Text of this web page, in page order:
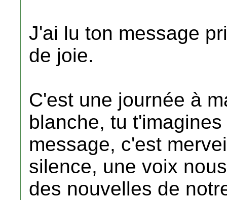
J'ai lu ton message
de joie.
C'est une journée à
blanche, tu
message, c'est
silence, une voix
des nouvelles de